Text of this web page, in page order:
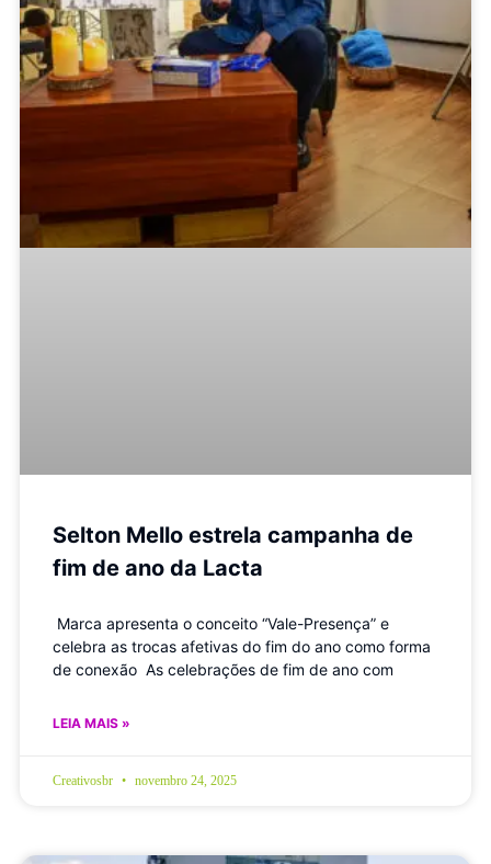
Selton Mello estrela campanha de
fim de ano da Lacta
Marca apresenta o conceito “Vale-Presença” e
celebra as trocas afetivas do fim do ano como forma
de conexão As celebrações de fim de ano com
LEIA MAIS »
Creativosbr novembro 24, 2025